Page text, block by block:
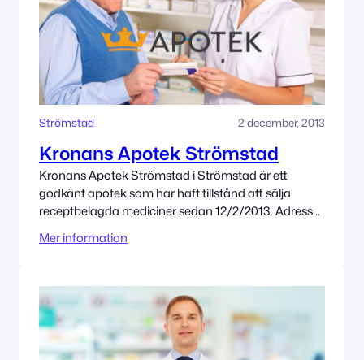
Strömstad 2 december, 2013
Kronans Apotek Strömstad
Kronans Apotek Strömstad i Strömstad är ett
godkänt apotek som har haft tillstånd att sälja
receptbelagda mediciner sedan 12/2/2013. Adress
innehas av Kronans Apotek AB
Mer information